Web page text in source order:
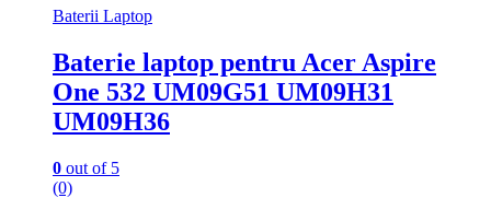
Baterii Laptop
Baterie laptop pentru Acer Aspire
One 532 UM09G51 UM09H31
UM09H36
0 out of 5
(0)